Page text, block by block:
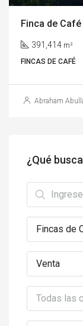
391,414 m²
FINCAS DE CAFÉ
Abraham
¿Qué
Fincas de
Venta
Todas las